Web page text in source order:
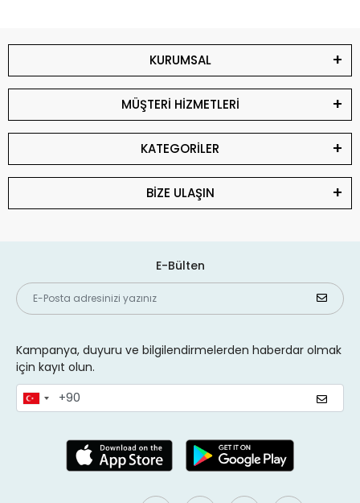
KURUMSAL
MÜŞTERİ HİZMETLERİ
KATEGORİLER
BİZE ULAŞIN
E-Bülten
Kampanya, duyuru ve bilgilendirmelerden haberdar olmak
için kayıt olun.